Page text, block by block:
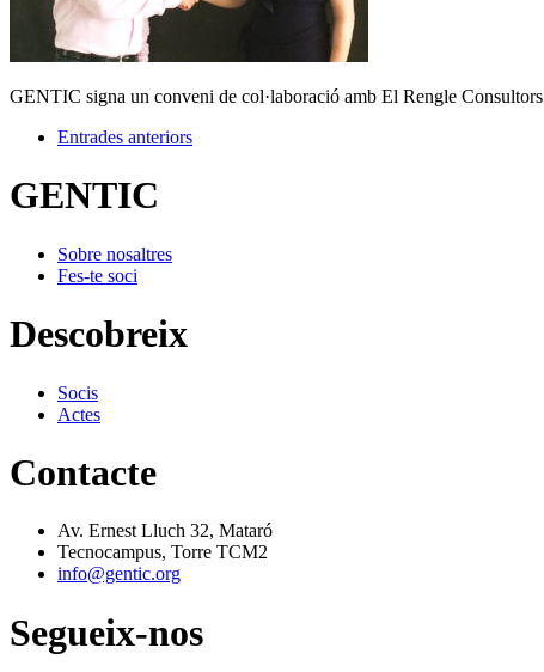
GENTIC signa un conveni de col·laboració amb El Rengle Consultors
Entrades anteriors
GENTIC
Sobre nosaltres
Fes-te soci
Descobreix
Socis
Actes
Contacte
Av. Ernest Lluch 32, Mataró
Tecnocampus, Torre TCM2
info@gentic.org
Segueix-nos